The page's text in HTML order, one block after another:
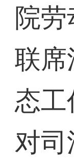
院
联席
态
对司